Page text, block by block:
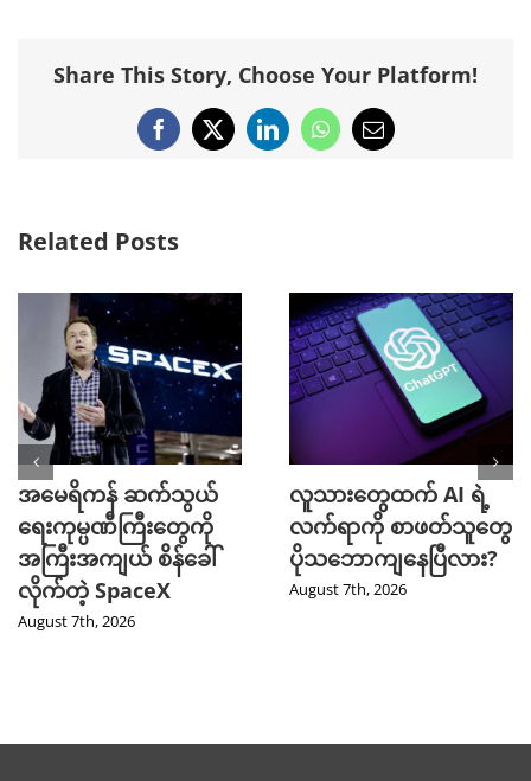
Share This Story, Choose Your Platform!
Facebook
X LinkedInWhatsApp
Email
Related Posts
အမေရိကန် ဆက်သွယ်
ရေးကုမ္ပဏီကြီးတွေကို
အကြီးအကျယ် စိန်ခေါ်
လိုက်တဲ့ SpaceX
August 7th, 2026
လူသားတွေထက် AI ရဲ့
လက်ရာကို စာဖတ်သူတွေ
ပိုသဘောကျနေပြီလား?
August 7th, 2026